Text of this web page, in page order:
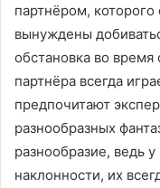
партнёром,
вынуждены
обстановка во время
партнёра всегда
предпочитают
разнообразных
разнообразие, ведь
наклонности, их